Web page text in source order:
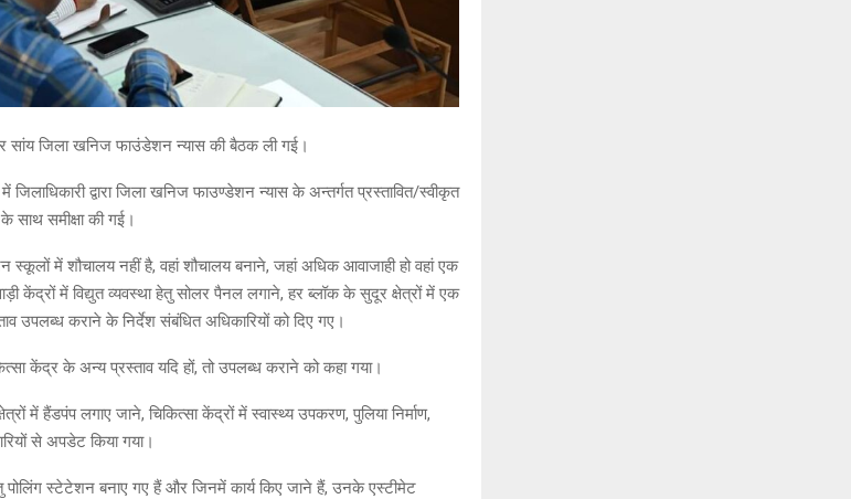
देर सांय जिला खनिज फाउंडेशन न्यास की बैठक ली गई।
द्वारा जिला खनिज फाउण्डेशन न्यास के अन्तर्गत प्रस्तावित/स्वीकृत
साथ समीक्षा की गई।
स्कूलों में शौचालय नहीं है, वहां शौचालय बनाने, जहां अधिक आवाजाही हो वहां एक
केंद्रों में विद्युत व्यवस्था हेतु सोलर पैनल लगाने, हर ब्लॉक के सुदूर क्षेत्रों में एक
उपलब्ध कराने के निर्देश संबंधित अधिकारियों को दिए गए।
केंद्र के अन्य प्रस्ताव यदि हों, तो उपलब्ध कराने को कहा गया।
में हैंडपंप लगाए जाने, चिकित्सा केंद्रों में स्वास्थ्य उपकरण, पुलिया निर्माण,
से अपडेट किया गया।
हेतु पोलिंग स्टेटेशन बनाए गए हैं और जिनमें कार्य किए जाने हैं, उनके एस्टीमेट